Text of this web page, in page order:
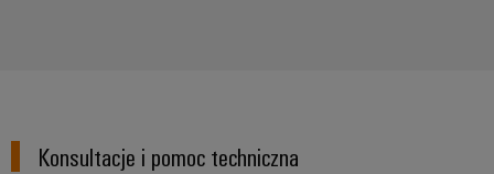
Konsultacje i pomoc techniczna